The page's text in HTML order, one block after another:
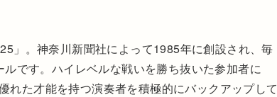
」。神奈川新聞社によって1985年に創設され、毎
です。ハイレベルな戦いを勝ち抜いた参加者に
れた才能を持つ演奏者を積極的にバックアップして